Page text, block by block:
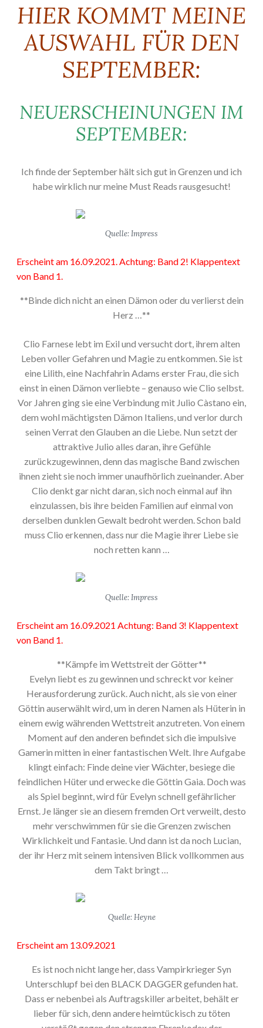
HIER KOMMT MEINE
AUSWAHL FÜR DEN
SEPTEMBER:
NEUERSCHEINUNGEN IM
SEPTEMBER:
Ich finde der September hält sich gut in Grenzen und ich
habe wirklich nur meine Must Reads rausgesucht!
Quelle: Impress
Erscheint am 16.09.2021. Achtung: Band 2! Klappentext
von Band 1.
**Binde dich nicht an einen Dämon oder du verlierst dein
Herz …**
Clio Farnese lebt im Exil und versucht dort, ihrem alten
Leben voller Gefahren und Magie zu entkommen. Sie ist
eine Lilith, eine Nachfahrin Adams erster Frau, die sich
einst in einen Dämon verliebte – genauso wie Clio selbst.
Vor Jahren ging sie eine Verbindung mit Julio Càstano ein,
dem wohl mächtigsten Dämon Italiens, und verlor durch
seinen Verrat den Glauben an die Liebe. Nun setzt der
attraktive Julio alles daran, ihre Gefühle
zurückzugewinnen, denn das magische Band zwischen
ihnen zieht sie noch immer unaufhörlich zueinander. Aber
Clio denkt gar nicht daran, sich noch einmal auf ihn
einzulassen, bis ihre beiden Familien auf einmal von
derselben dunklen Gewalt bedroht werden. Schon bald
muss Clio erkennen, dass nur die Magie ihrer Liebe sie
noch retten kann …
Quelle: Impress
Erscheint am 16.09.2021 Achtung: Band 3! Klappentext
von Band 1.
**Kämpfe im Wettstreit der Götter**
Evelyn liebt es zu gewinnen und schreckt vor keiner
Herausforderung zurück. Auch nicht, als sie von einer
Göttin auserwählt wird, um in deren Namen als Hüterin in
einem ewig währenden Wettstreit anzutreten. Von einem
Moment auf den anderen befindet sich die impulsive
Gamerin mitten in einer fantastischen Welt. Ihre Aufgabe
klingt einfach: Finde deine vier Wächter, besiege die
feindlichen Hüter und erwecke die Göttin Gaia. Doch was
als Spiel beginnt, wird für Evelyn schnell gefährlicher
Ernst. Je länger sie an diesem fremden Ort verweilt, desto
mehr verschwimmen für sie die Grenzen zwischen
Wirklichkeit und Fantasie. Und dann ist da noch Lucian,
der ihr Herz mit seinem intensiven Blick vollkommen aus
dem Takt bringt …
Quelle: Heyne
Erscheint am 13.09.2021
Es ist noch nicht lange her, dass Vampirkrieger Syn
Unterschlupf bei den BLACK DAGGER gefunden hat.
Dass er nebenbei als Auftragskiller arbeitet, behält er
lieber für sich, denn andere heimtückisch zu töten